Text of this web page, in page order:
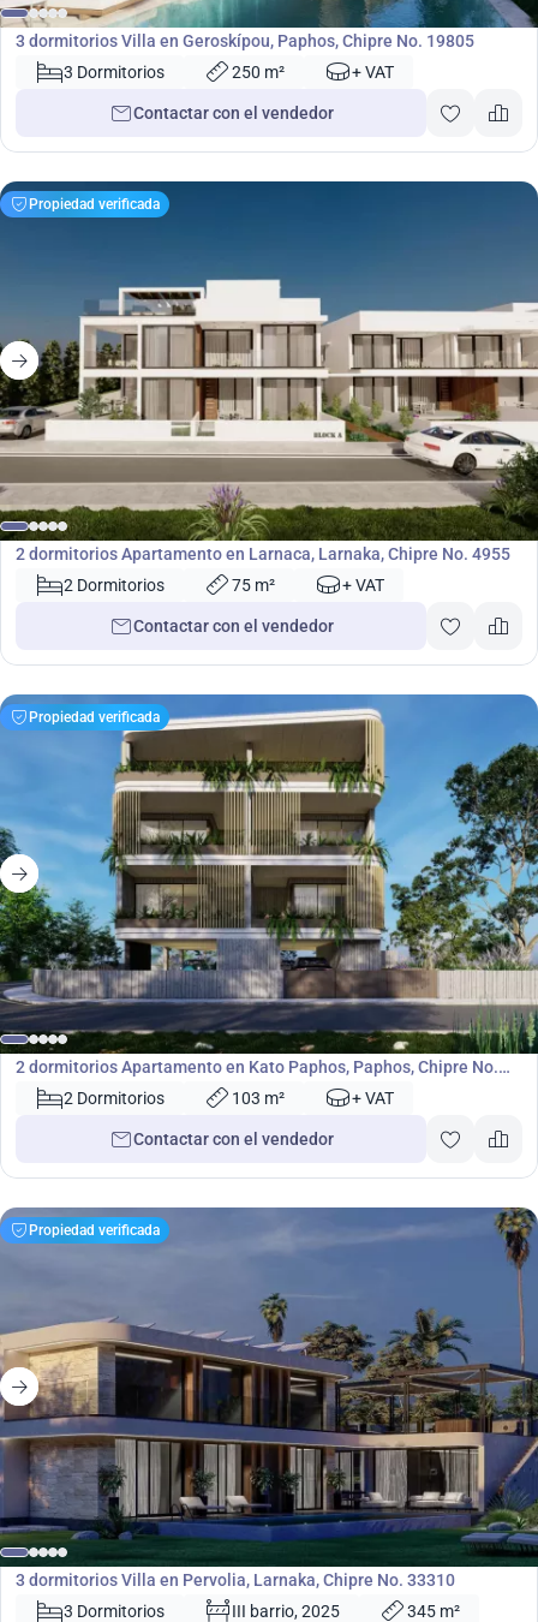
Villa
3 dormitorios Villa en Geroskípou, Paphos, Chipre No. 19805
3 Dormitorios
250 m² + VAT
Contactar con el vendedor
Propiedad verificada
€204 000
Apartamento
2 dormitorios Apartamento en Larnaca, Larnaka, Chipre No. 4955
2 Dormitorios
75 m² + VAT
Contactar con el vendedor
Propiedad verificada
€362 000
Apartamento
2 dormitorios Apartamento en Kato Paphos, Paphos, Chipre No.
4959 2 Dormitorios 103 m² + VAT
Contactar con el vendedor
Propiedad verificada
€550 000
Villa
3 dormitorios Villa en Pervolia, Larnaka, Chipre No. 33310
3 Dormitorios
III barrio, 2025
345 m²